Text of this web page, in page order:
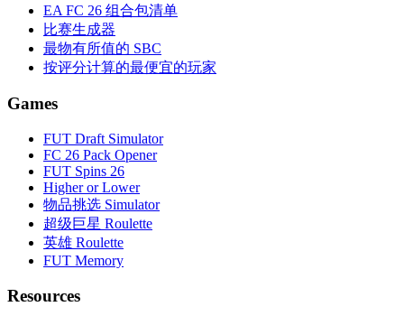
EA FC 26 组合包清单
比赛生成器
最物有所值的 SBC
按评分计算的最便宜的玩家
Games
FUT Draft Simulator
FC 26 Pack Opener
FUT Spins 26
Higher or Lower
物品挑选 Simulator
超级巨星 Roulette
英雄 Roulette
FUT Memory
Resources